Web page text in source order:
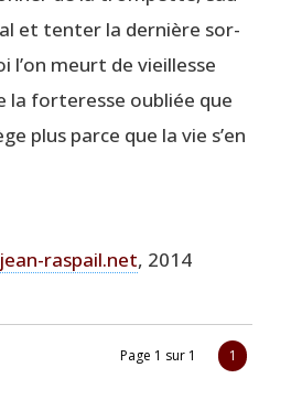
et ten­ter la der­nière sor­
l’on meurt de vieillesse
la for­te­resse oubliée que
plus parce que la vie s’en
jean-raspail.net, 2014
Page 1 sur 1 1